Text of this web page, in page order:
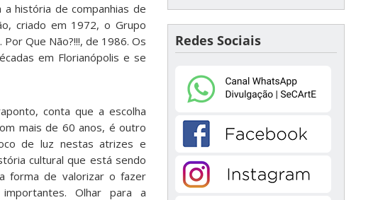
história de companhias de
criado em 1972, o Grupo
Que Não?!!!, de 1986. Os
em Florianópolis e se
conta que a escolha
mais de 60 anos, é outro
de luz nestas atrizes e
cultural que está sendo
forma de valorizar o fazer
Olhar para a
Redes Sociais